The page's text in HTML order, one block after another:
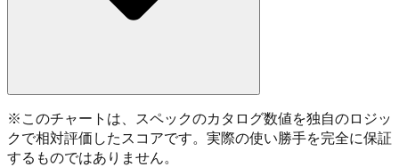
※ このチャートは、スペックのカタログ数値を独自のロジッ
クで相対評価したスコアです。実際の使い勝手を完全に保証
するものではありません。